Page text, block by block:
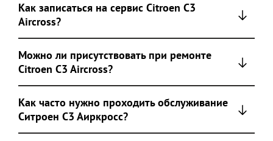
Как записаться на сервис Citroen C3
Aircross?
Можно ли присутствовать при ремонте
Citroen C3 Aircross?
Как часто нужно проходить обслуживание
Ситроен С3 Аиркросс?